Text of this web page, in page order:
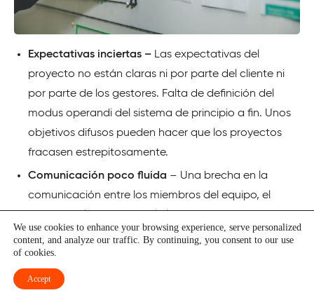
Expectativas inciertas – Las expectativas del
proyecto no están claras ni por parte del cliente ni
por parte de los gestores. Falta de definición del
modus operandi del sistema de principio a fin. Unos
objetivos difusos pueden hacer que los proyectos
fracasen estrepitosamente.
Comunicación poco fluida – Una brecha en la
comunicación entre los miembros del equipo, el
resultados no deseados, dejando la tarea vulnerable
sin completar.
Conflictos de equipo
We use cookies to enhance your browsing experience, serve personalized
content, and analyze our traffic. By continuing, you consent to our use
of cookies.
Accept